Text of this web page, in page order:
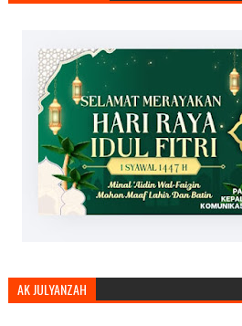
AK JULYANZAH